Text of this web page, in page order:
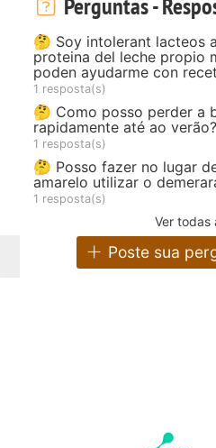
🤔 Soy intolerant lacteos
proteina del leche propio
poden ayudarme con
1 resposta(s)
🤔 Como posso perder a
rapidamente até ao verão?
1 resposta(s)
🤔 Posso fazer no lugar
amarelo utilizar o
1 resposta(s)
Ver todas
Poste sua